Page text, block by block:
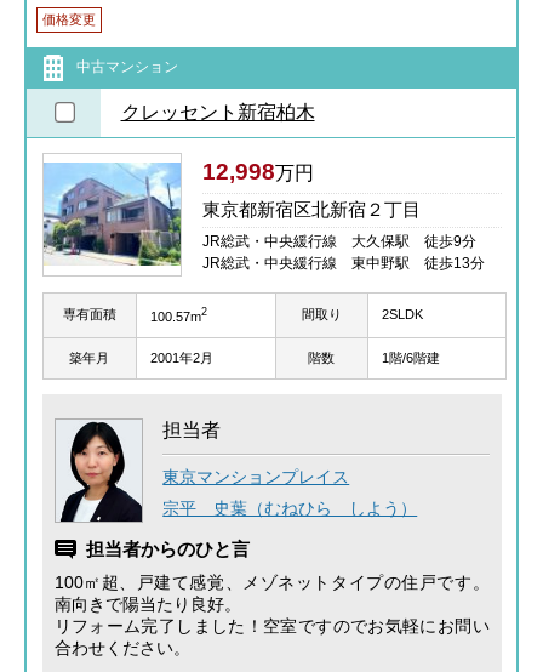
価格変更
中古マンション
クレッセント新宿柏木
12,998万円
東京都新宿区北新宿２丁目
JR総武・中央緩行線 大久保駅 徒歩9分
JR総武・中央緩行線 東中野駅 徒歩13分
専有面積 100.57m2 間取り 2SLDK
築年月 2001年2月 階数 1階/6階建
担当者
東京マンションプレイス
宗平 史葉（むねひら しよう）
担当者からのひと言
100㎡超、戸建て感覚、メゾネットタイプの住戸です。
南向きで陽当たり良好。
リフォーム完了しました！空室ですのでお気軽にお問い
合わせください。